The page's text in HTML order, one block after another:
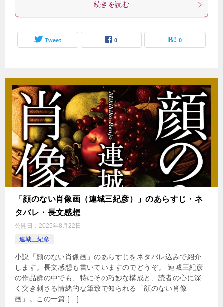
続きを読む
Tweet 0 0
「顔のない肖像画（連城三紀彦）」のあらすじ・ネ
タバレ・長文感想
公開日： 2025年8月22日
連城三紀彦
小説「顔のない肖像画」のあらすじをネタバレ込みで紹介
します。長文感想も書いていますのでどうぞ。 連城三紀彦
の作品群の中でも、特にその巧妙な構成と、読者の心に深
く突き刺さる情緒的な筆致で知られる「顔のない肖像
画」。この一篇 […]